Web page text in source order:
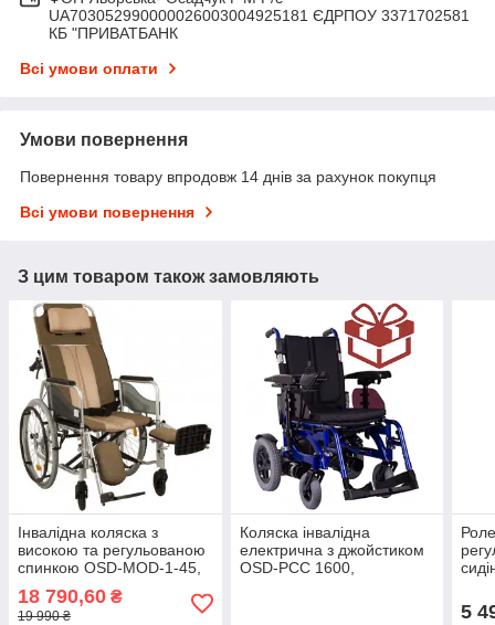
UA703052990000026003004925181 ЄДРПОУ 3371702581
КБ "ПРИВАТБАНК
Всі умови оплати
Умови повернення
Повернення товару впродовж 14 днів за рахунок покупця
Всі умови повернення
З цим товаром також замовляють
Інвалідна коляска з
високою та регульованою
спинкою OSD-MOD-1-45,
18 790,60 ₴
19 990 ₴
Коляска інвалідна
електрична з джойстиком
OSD-PCC 1600,
5